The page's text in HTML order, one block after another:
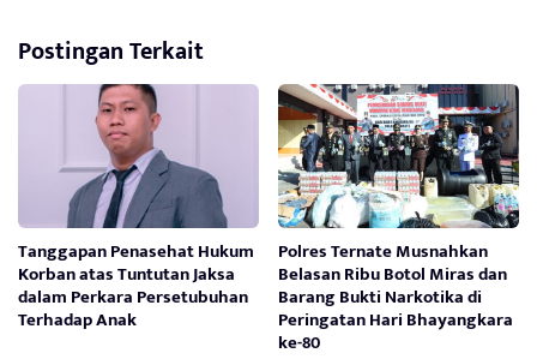
Postingan Terkait
Tanggapan Penasehat Hukum
Korban atas Tuntutan Jaksa
dalam Perkara Persetubuhan
Terhadap Anak
Polres Ternate Musnahkan
Belasan Ribu Botol Miras dan
Barang Bukti Narkotika di
Peringatan Hari Bhayangkara
ke-80